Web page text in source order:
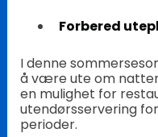
Forbered
I denne
å være ute om
en mulighet for
utendørsservering
perioder.